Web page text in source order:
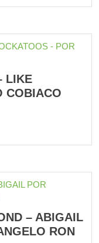
LIKE
COBIACO
– ABIGAIL
RON